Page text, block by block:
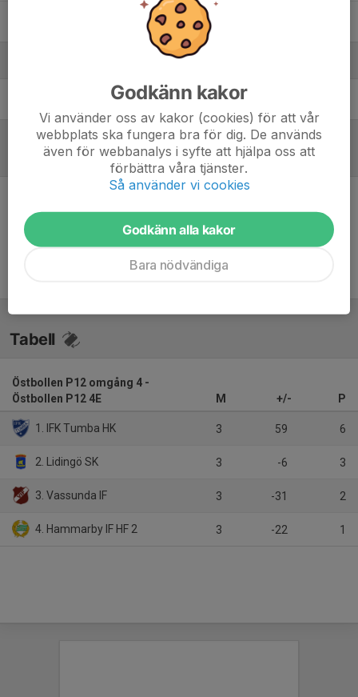
37. Ture Westholm
Cesar WikströmTränare
Referat
Inget referat skrivet
Tabell
Östbollen P12 omgång 4 -
Östbollen P12 4E
M +/- P
1. IFK Tumba HK 3 59 6
2. Lidingö SK 3 -6 3
3. Vassunda IF 3 -31 2
4. Hammarby IF HF 2 3 -22 1
Godkänn kakor
Vi använder oss av kakor (cookies) för att vår
webbplats ska fungera bra för dig. De används
även för webbanalys i syfte att hjälpa oss att
förbättra våra tjänster.
Så använder vi cookies
Godkänn alla kakor
Bara nödvändiga